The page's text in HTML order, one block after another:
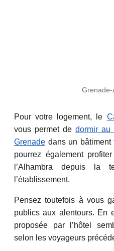
Pour votre logement, le
vous permet dedormir
Grenade dans un
pourrez également
l’Alhambra depuis la
l’établissement.
Pensez toutefois à vous
publics aux alentours. En
proposée par l’hôtel
selon les voyageurs